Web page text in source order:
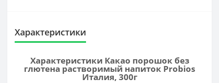
Характеристики
Характеристики Какао порошок без
глютена растворимый напиток Probios
Италия, 300г